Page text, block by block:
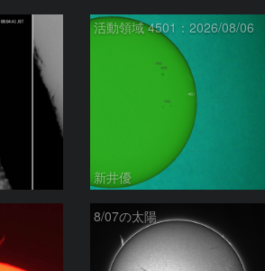
活動領域 4501：2026/08/06
新井優
8/07の太陽